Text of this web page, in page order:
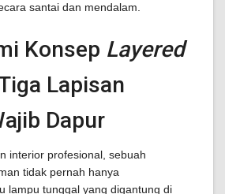
santai dan mendalam.
Konsep Layered
Lapisan
Dapur
interior profesional, sebuah
tidak pernah hanya
lampu tunggal yang digantung di